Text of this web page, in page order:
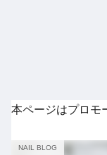
本ページはプロモ
NAIL BLOG